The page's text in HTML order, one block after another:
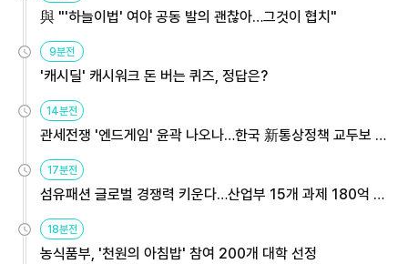
與 "'하늘이법' 여야 공동 발의 괜찮아…그것이 협치"
9분전
'캐시딜' 캐시워크 돈 버는 퀴즈, 정답은?
14분전
관세전쟁 '엔드게임' 윤곽 나오나…한국 新통상정책 교두보 활
용해야
17분전
섬유패션 글로벌 경쟁력 키운다…산업부 15개 과제 180억 지
원
18분전
농식품부, '천원의 아침밥' 참여 200개 대학 선정